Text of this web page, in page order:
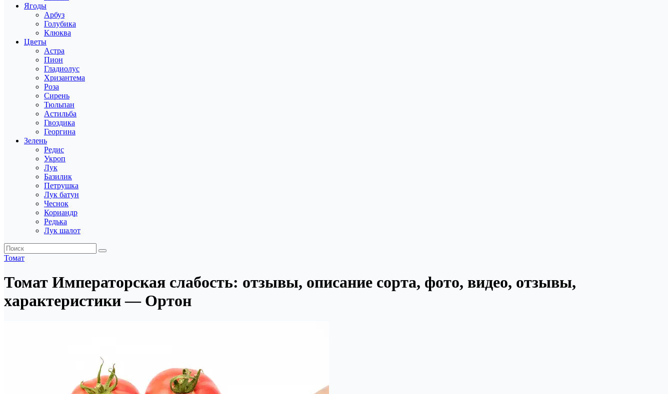
Ягоды
Арбуз
Голубика
Клюква
Цветы
Астра
Пион
Гладиолус
Хризантема
Роза
Сирень
Тюльпан
Астильба
Гвоздика
Георгина
Зелень
Редис
Укроп
Лук
Базилик
Петрушка
Лук батун
Чеснок
Кориандр
Редька
Лук шалот
Томат
Томат Императорская слабость: отзывы, описание сорта, фото, видео, отзывы,
характеристики — Ортон